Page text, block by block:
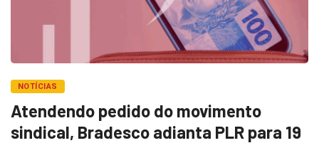
NOTÍCIAS
Atendendo pedido do movimento
sindical, Bradesco adianta PLR para 19